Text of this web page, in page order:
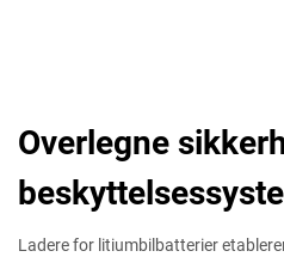
Overlegne
Ladere for litiumbilbatterier